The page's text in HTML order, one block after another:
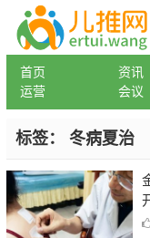
首页 资讯
运营
会议
标签： 冬病夏治